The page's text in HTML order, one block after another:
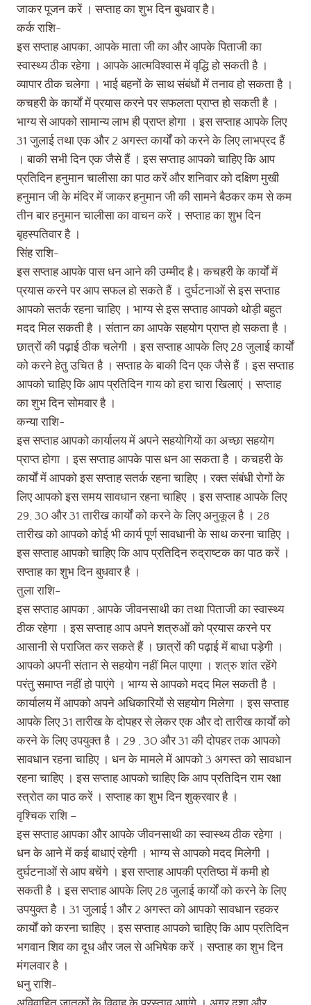
जाकर पूजन करें । सप्ताह का शुभ दिन बुधवार है।
कर्क राशि-
इस सप्ताह आपका, आपके माता जी का और आपके पिताजी का
स्वास्थ्य ठीक रहेगा । आपके आत्मविश्वास में वृद्धि हो सकती है ।
व्यापार ठीक चलेगा । भाई बहनों के साथ संबंधों में तनाव हो सकता है ।
कचहरी के कार्यों में प्रयास करने पर सफलता प्राप्त हो सकती है ।
भाग्य से आपको सामान्य लाभ ही प्राप्त होगा । इस सप्ताह आपके लिए
31 जुलाई तथा एक और 2 अगस्त कार्यों को करने के लिए लाभप्रद हैं
। बाकी सभी दिन एक जैसे हैं । इस सप्ताह आपको चाहिए कि आप
प्रतिदिन हनुमान चालीसा का पाठ करें और शनिवार को दक्षिण मुखी
हनुमान जी के मंदिर में जाकर हनुमान जी की सामने बैठकर कम से कम
तीन बार हनुमान चालीसा का वाचन करें । सप्ताह का शुभ दिन
बृहस्पतिवार है ।
सिंह राशि-
इस सप्ताह आपके पास धन आने की उम्मीद है। कचहरी के कार्यों में
प्रयास करने पर आप सफल हो सकते हैं । दुर्घटनाओं से इस सप्ताह
आपको सतर्क रहना चाहिए । भाग्य से इस सप्ताह आपको थोड़ी बहुत
मदद मिल सकती है । संतान का आपके सहयोग प्राप्त हो सकता है ।
छात्रों की पढ़ाई ठीक चलेगी । इस सप्ताह आपके लिए 28 जुलाई कार्यों
को करने हेतु उचित है । सप्ताह के बाकी दिन एक जैसे हैं । इस सप्ताह
आपको चाहिए कि आप प्रतिदिन गाय को हरा चारा खिलाएं । सप्ताह
का शुभ दिन सोमवार है ।
कन्या राशि-
इस सप्ताह आपको कार्यालय में अपने सहयोगियों का अच्छा सहयोग
प्राप्त होगा । इस सप्ताह आपके पास धन आ सकता है । कचहरी के
कार्यों में आपको इस सप्ताह सतर्क रहना चाहिए । रक्त संबंधी रोगों के
लिए आपको इस समय सावधान रहना चाहिए । इस सप्ताह आपके लिए
29, 30 और 31 तारीख कार्यों को करने के लिए अनुकूल है । 28
तारीख को आपको कोई भी कार्य पूर्ण सावधानी के साथ करना चाहिए ।
इस सप्ताह आपको चाहिए कि आप प्रतिदिन रुद्राष्टक का पाठ करें ।
सप्ताह का शुभ दिन बुधवार है ।
तुला राशि-
इस सप्ताह आपका , आपके जीवनसाथी का तथा पिताजी का स्वास्थ्य
ठीक रहेगा । इस सप्ताह आप अपने शत्रुओं को प्रयास करने पर
आसानी से पराजित कर सकते हैं । छात्रों की पढ़ाई में बाधा पड़ेगी ।
आपको अपनी संतान से सहयोग नहीं मिल पाएगा । शत्रु शांत रहेंगे
परंतु समाप्त नहीं हो पाएंगे । भाग्य से आपको मदद मिल सकती है ।
कार्यालय में आपको अपने अधिकारियों से सहयोग मिलेगा । इस सप्ताह
आपके लिए 31 तारीख के दोपहर से लेकर एक और दो तारीख कार्यों को
करने के लिए उपयुक्त है । 29 , 30 और 31 की दोपहर तक आपको
सावधान रहना चाहिए ‌। धन के मामले में आपको 3 अगस्त को सावधान
रहना चाहिए । इस सप्ताह आपको चाहिए कि आप प्रतिदिन राम रक्षा
स्त्रोत का पाठ करें । सप्ताह का शुभ दिन शुक्रवार है ।
वृश्चिक राशि –
इस सप्ताह आपका और आपके जीवनसाथी का स्वास्थ्य ठीक रहेगा ।
धन के आने में कई बाधाएं रहेगी । भाग्य से आपको मदद मिलेगी ।
दुर्घटनाओं से आप बचेंगे । इस सप्ताह आपकी प्रतिष्ठा में कमी हो
सकती है । इस सप्ताह आपके लिए 28 जुलाई कार्यों को करने के लिए
उपयुक्त है । 31 जुलाई 1 और 2 अगस्त को आपको सावधान रहकर
कार्यों को करना चाहिए । इस सप्ताह आपको चाहिए कि आप प्रतिदिन
भगवान शिव का दूध और जल से अभिषेक करें । सप्ताह का शुभ दिन
मंगलवार है ।
धनु राशि-